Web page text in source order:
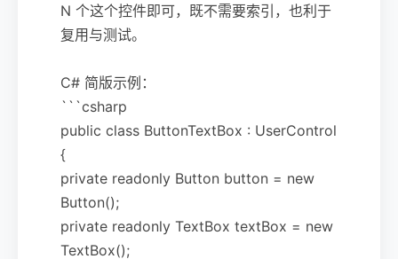
N 个这个控件即可，既不需要索引，也利于
复用与测试。
C# 简版示例：
```csharp
public class ButtonTextBox : UserControl
{
private readonly Button button = new
Button();
private readonly TextBox textBox = new
TextBox();